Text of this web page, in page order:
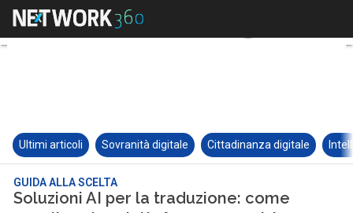
Ultimi articoli Sovranità digitale Cittadinanza digitale
GUIDA ALLA SCELTA
Soluzioni AI per la traduzione: come